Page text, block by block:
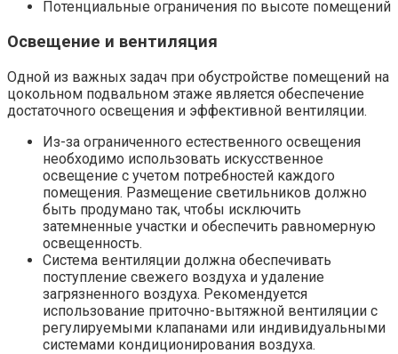
Потенциальные ограничения по высоте помещений
Освещение и вентиляция
Одной из важных задач при обустройстве помещений на
цокольном подвальном этаже является обеспечение
достаточного освещения и эффективной вентиляции.​
Из-за ограниченного естественного освещения
необходимо использовать искусственное
освещение с учетом потребностей каждого
помещения.​ Размещение светильников должно
быть продумано так, чтобы исключить
затемненные участки и обеспечить равномерную
освещенность.​
Система вентиляции должна обеспечивать
поступление свежего воздуха и удаление
загрязненного воздуха. Рекомендуется
использование приточно-вытяжной вентиляции с
регулируемыми клапанами или индивидуальными
системами кондиционирования воздуха.​